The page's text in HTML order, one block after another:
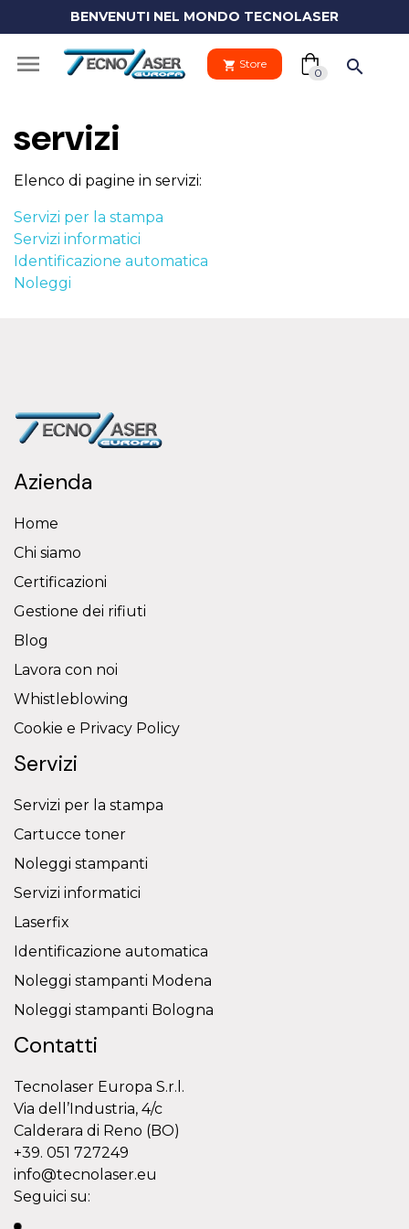
BENVENUTI NEL MONDO TECNOLASER
shopping_cart Store
0 search
shopping_cart
servizi
Elenco di pagine in servizi:
Servizi per la stampa
Servizi informatici
Identificazione automatica
Noleggi
Azienda
Home
Chi siamo
Certificazioni
Gestione dei rifiuti
Blog
Lavora con noi
Whistleblowing
Cookie e Privacy Policy
Servizi
Servizi per la stampa
Cartucce toner
Noleggi stampanti
Servizi informatici
Laserfix
Identificazione automatica
Noleggi stampanti Modena
Noleggi stampanti Bologna
Contatti
Tecnolaser Europa S.r.l.
Via dell’Industria, 4/c
Calderara di Reno (BO)
+39. 051 727249
info@tecnolaser.eu
Seguici su: